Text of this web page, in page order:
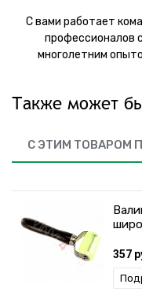
С вами работает
профессионалов с
многолетним
Также может
С ЭТИМ ТОВАРОМ
357